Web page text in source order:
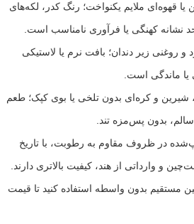
ملایم یکنواخت؛ رنگ کدر، لکه‌های
کهنگی یا فرآوری نامناسب است.
زیر دندان؛ بافت نرم یا لاستیکی
است.
و کره‌ای بدون تلخی یا بوی کپک؛ طعم
پس‌مزه تند.
ظروف مقاوم به رطوبت، با تاریخ
از هند، کیفیت بالاتری دارند.
بدون واسطه استفاده کنید تا قیمت